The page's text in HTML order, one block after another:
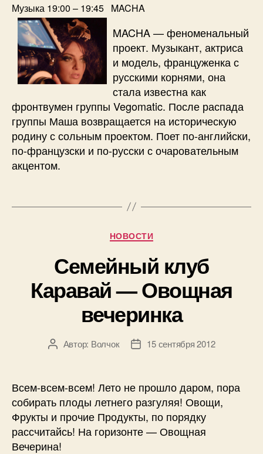
Музыка 19:00 – 19:45 MACHA
MACHA — феноменальный
проект. Музыкант, актриса
и модель, француженка с
русскими корнями, она
стала известна как
фронтвумен группы Vegomatic. После распада
группы Маша возвращается на историческую
родину с сольным проектом. Поет по-английски,
по-французски и по-русски с очаровательным
акцентом.
Рубрики
НОВОСТИ
Семейный клуб
Каравай — Овощная
вечеринка
АвторАвтор: Волчок
Дата15 сентября 2012
Всем-всем-всем! Лето не прошло даром, пора
собирать плоды летнего разгуляя! Овощи,
Фрукты и прочие Продукты, по порядку
рассчитайсь! На горизонте — Овощная
Вечерина!